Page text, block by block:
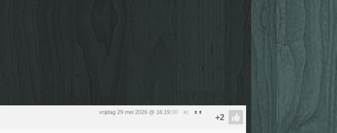
vrijdag 29 mei 2026 @ 16:19:00 #2